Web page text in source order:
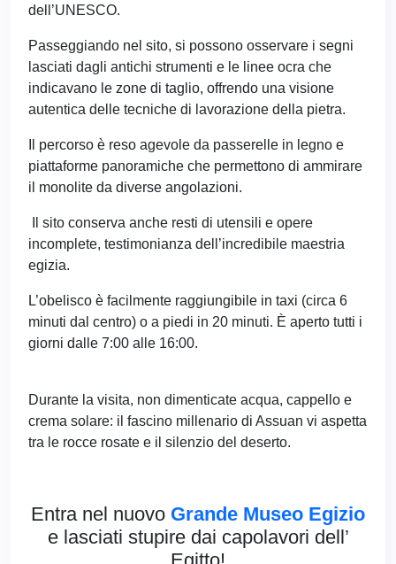
dell’UNESCO.
Passeggiando nel sito, si possono osservare i segni
lasciati dagli antichi strumenti e le linee ocra che
indicavano le zone di taglio, offrendo una visione
autentica delle tecniche di lavorazione della pietra.
Il percorso è reso agevole da passerelle in legno e
piattaforme panoramiche che permettono di ammirare
il monolite da diverse angolazioni.
Il sito conserva anche resti di utensili e opere
incomplete, testimonianza dell’incredibile maestria
egizia.
L’obelisco è facilmente raggiungibile in taxi (circa 6
minuti dal centro) o a piedi in 20 minuti. È aperto tutti i
giorni dalle 7:00 alle 16:00.
Durante la visita, non dimenticate acqua, cappello e
crema solare: il fascino millenario di Assuan vi aspetta
tra le rocce rosate e il silenzio del deserto.
Entra nel nuovo Grande Museo Egizio
e lasciati stupire dai capolavori dell’